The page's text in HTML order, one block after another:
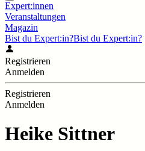
Expert:innen
Veranstaltungen
Magazin
Bist du Expert:in?Bist du Expert:in?
Registrieren
Anmelden
Registrieren
Anmelden
Heike Sittner